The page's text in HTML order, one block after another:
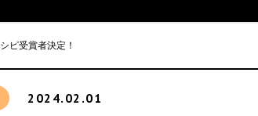
ピ受賞者決定！
2024.02.01